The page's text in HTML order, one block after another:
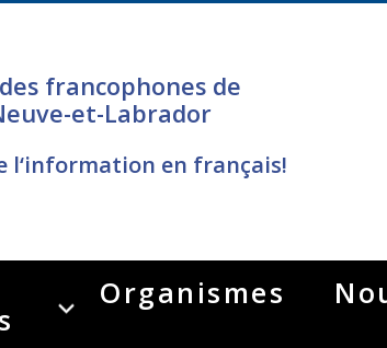
francophones de
et-Labrador
l‘information en français!
Organismes